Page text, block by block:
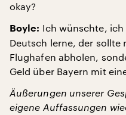
okay?
Boyle: Ich wünschte, ich
Deutsch lerne, der
Flughafen abholen,
Geld über Bayern mit
Äußerungen unserer
eigene Auffassungen